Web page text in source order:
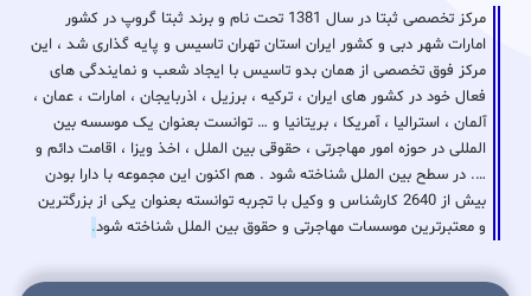
مرکز تخصصی ثبتا در سال 1381 تحت نام و برند ثبتا گروپ در کشور
امارات شهر دبی و کشور ایران استان تهران تاسیس و پایه گذاری شد ، این
مرکز فوق تخصصی از همان بدو تاسیس با ایجاد شعب و نمایندگی های
فعال خود در کشور های ایران ، ترکیه ، برزیل ، اذربایجان ، امارات ، عمان ،
آلمان ، استرالیا ، آمریکا ، بریتانیا و … توانست بعنوان یک موسسه بین
المللی در حوزه امور مهاجرتی ، حقوقی بین الملل ، اخذ ویزا ، اقامت دائم و
…. در سطح بین الملل شناخته شود . هم اکنون این مجموعه با دارا بودن
بیش از 2640 کارشناس و وکیل با تجربه توانسته بعنوان یکی از بزرگترین
و معتبرترین موسسات مهاجرتی و حقوق بین الملل شناخته شود.